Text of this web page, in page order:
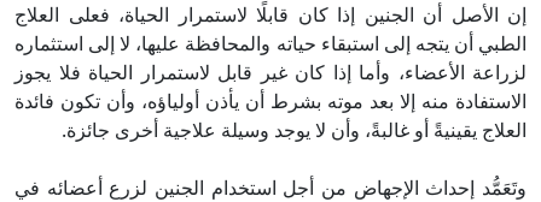
إن الأصل أن الجنين إذا كان قابلًا لاستمرار الحياة، فعلى العلاج
الطبي أن يتجه إلى استبقاء حياته والمحافظة عليها، لا إلى استثماره
لزراعة الأعضاء، وأما إذا كان غير قابل لاستمرار الحياة فلا يجوز
الاستفادة منه إلا بعد موته بشرط أن يأذن أولياؤه، وأن تكون فائدة
العلاج يقينيةً أو غالبةً، وأن لا يوجد وسيلة علاجية أخرى جائزة.
وتَعَمُّد إحداث الإجهاض من أجل استخدام الجنين لزرع أعضائه في